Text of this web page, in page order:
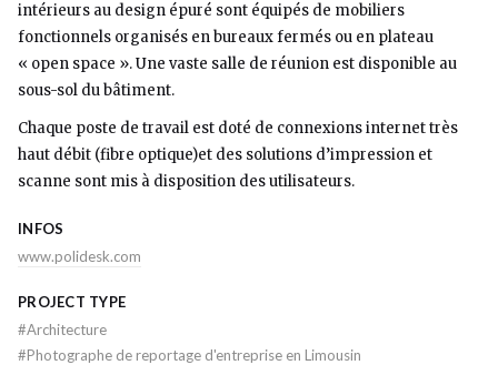
intérieurs au design épuré sont équipés de mobiliers
fonctionnels organisés en bureaux fermés ou en plateau
« open space ». Une vaste salle de réunion est disponible au
sous-sol du bâtiment.
Chaque poste de travail est doté de connexions internet très
haut débit (fibre optique)et des solutions d’impression et
scanne sont mis à disposition des utilisateurs.
INFOS
www.polidesk.com
PROJECT TYPE
#Architecture
#Photographe de reportage d'entreprise en Limousin